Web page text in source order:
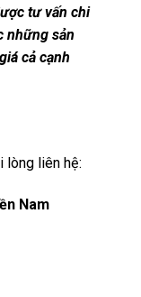
tư vấn chi
những sản
cả cạnh
lòng liên hệ:
Nam